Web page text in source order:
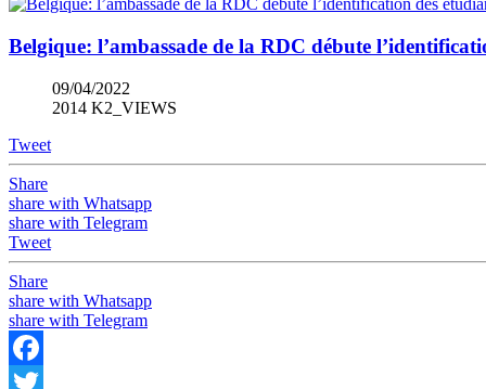
Belgique: l’ambassade de la RDC débute
09/04/2022
2014 K2_VIEWS
Tweet
Share
share with Whatsapp
share with Telegram
Tweet
Share
share with Whatsapp
share with Telegram
Facebook